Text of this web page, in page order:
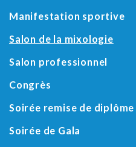
Manifestation sportive
Salon de la mixologie
Salon professionnel
Congrès
Soirée remise de diplôme
Soirée de Gala